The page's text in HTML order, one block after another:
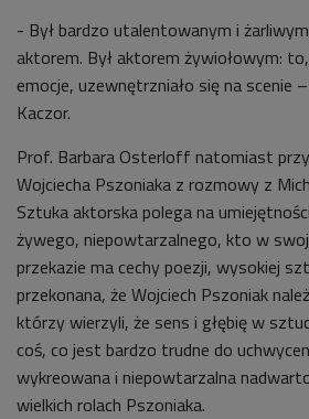
- Był bardzo utalentowanym i
aktorem. Był aktorem żywiołowym:
emocje, uzewnętrzniało się na scenie
Kaczor.
Prof. Barbara Osterloff natomiast
Wojciecha Pszoniaka z rozmowy z
Sztuka aktorska polega na
żywego, niepowtarzalnego, kto w
przekazie ma cechy poezji, wysokiej
przekonana, że Wojciech Pszoniak
którzy wierzyli, że sens i głębię w
coś, co jest bardzo trudne do
wykreowana i niepowtarzalna
wielkich rolach Pszoniaka.